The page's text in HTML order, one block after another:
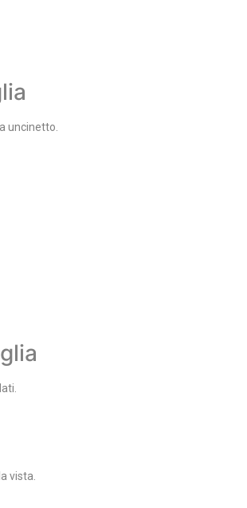
uncinetto.
vista.